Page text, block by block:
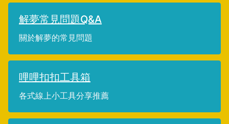
解夢常見問題Q&A
關於解夢的常見問題
哩哩扣扣工具箱
各式線上小工具分享推薦